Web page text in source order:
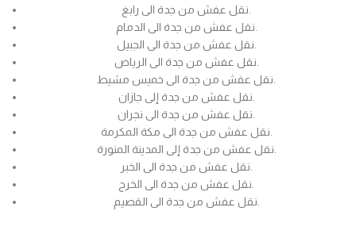
نقل عفش من جدة الى رابغ.
نقل عفش من جدة الى الدمام.
نقل عفش من جدة الى الجبيل.
نقل عفش من جدة الى الرياض.
نقل عفش من جدة الى خميس مشيط.
نقل عفش من جدة إلى جازان.
نقل عفش من جدة الى نجران.
نقل عفش من جدة الى مكة المكرمة.
نقل عفش من جدة إلى المدينة المنورة.
نقل عفش من جدة الى الخبر.
نقل عفش من جدة الى الخرج.
نقل عفش من جدة الى القصيم.